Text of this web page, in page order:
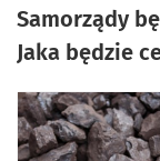
Samorządy
Jaka będzie